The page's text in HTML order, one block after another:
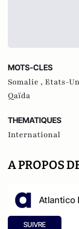
MOTS-CLES
Somalie , Etats-
Qaïda
THEMATIQUES
International
A PROPOS
Atlantico
SUIVRE